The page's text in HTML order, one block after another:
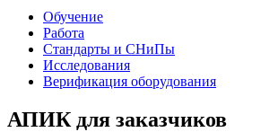
Обучение
Работа
Стандарты и СНиПы
Исследования
Верификация оборудования
АПИК для заказчиков